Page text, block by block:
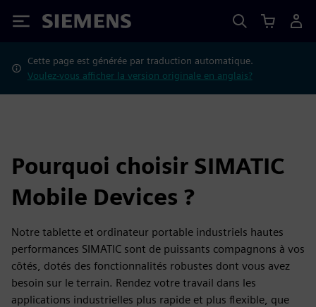
Siemens
Cette page est générée par traduction automatique.
Voulez-vous afficher la version originale en anglais?
Pourquoi choisir SIMATIC
Mobile Devices ?
Notre tablette et ordinateur portable industriels hautes
performances SIMATIC sont de puissants compagnons à vos
côtés, dotés des fonctionnalités robustes dont vous avez
besoin sur le terrain. Rendez votre travail dans les
applications industrielles plus rapide et plus flexible, que